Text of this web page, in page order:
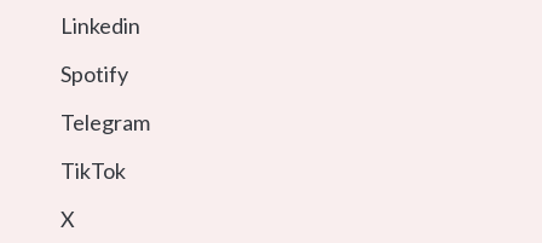
Linkedin
Spotify
Telegram
TikTok
X